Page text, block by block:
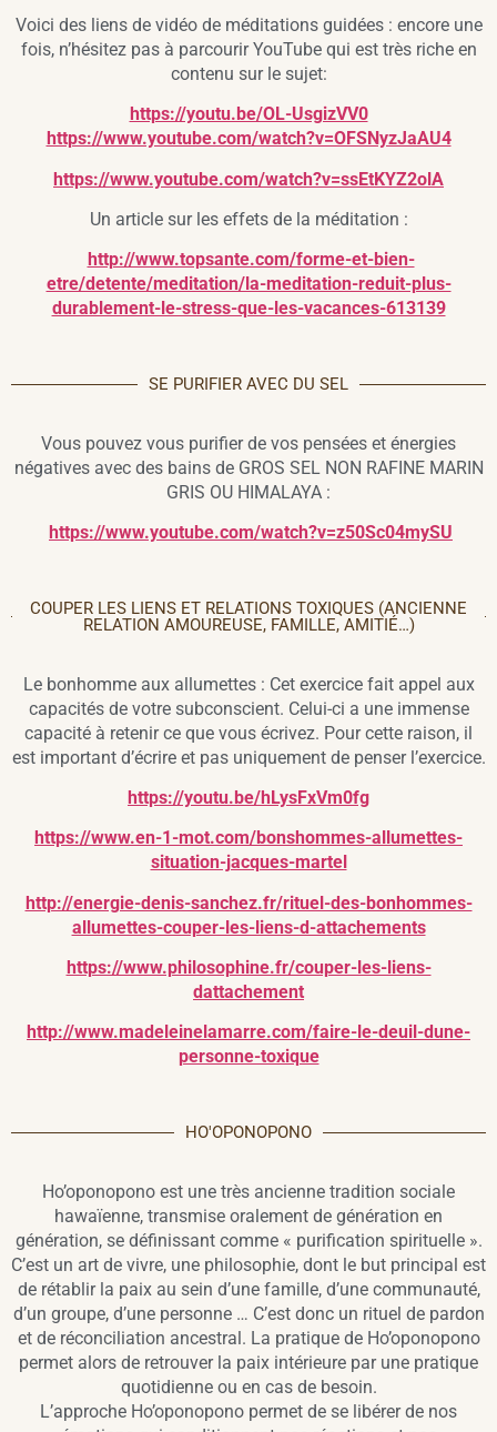
Voici des liens de vidéo de méditations guidées : encore une
fois, n’hésitez pas à parcourir YouTube qui est très riche en
contenu sur le sujet:
https://youtu.be/OL-UsgizVV0
https://www.youtube.com/watch?v=OFSNyzJaAU4
https://www.youtube.com/watch?v=ssEtKYZ2olA
Un article sur les effets de la méditation :
http://www.topsante.com/forme-et-bien-
etre/detente/meditation/la-meditation-reduit-plus-
durablement-le-stress-que-les-vacances-613139
SE PURIFIER AVEC DU SEL
Vous pouvez vous purifier de vos pensées et énergies
négatives avec des bains de GROS SEL NON RAFINE MARIN
GRIS OU HIMALAYA :
https://www.youtube.com/watch?v=z50Sc04mySU
COUPER LES LIENS ET RELATIONS TOXIQUES (ANCIENNE
RELATION AMOUREUSE, FAMILLE, AMITIÉ…)
Le bonhomme aux allumettes : Cet exercice fait appel aux
capacités de votre subconscient. Celui-ci a une immense
capacité à retenir ce que vous écrivez. Pour cette raison, il
est important d’écrire et pas uniquement de penser l’exercice.
https://youtu.be/hLysFxVm0fg
https://www.en-1-mot.com/bonshommes-allumettes-
situation-jacques-martel
http://energie-denis-sanchez.fr/rituel-des-bonhommes-
allumettes-couper-les-liens-d-attachements
https://www.philosophine.fr/couper-les-liens-
dattachement
http://www.madeleinelamarre.com/faire-le-deuil-dune-
personne-toxique
HO'OPONOPONO
Ho’oponopono est une très ancienne tradition sociale
hawaïenne, transmise oralement de génération en
génération, se définissant comme « purification spirituelle ».
C’est un art de vivre, une philosophie, dont le but principal est
de rétablir la paix au sein d’une famille, d’une communauté,
d’un groupe, d’une personne … C’est donc un rituel de pardon
et de réconciliation ancestral. La pratique de Ho’oponopono
permet alors de retrouver la paix intérieure par une pratique
quotidienne ou en cas de besoin.
L’approche Ho’oponopono permet de se libérer de nos